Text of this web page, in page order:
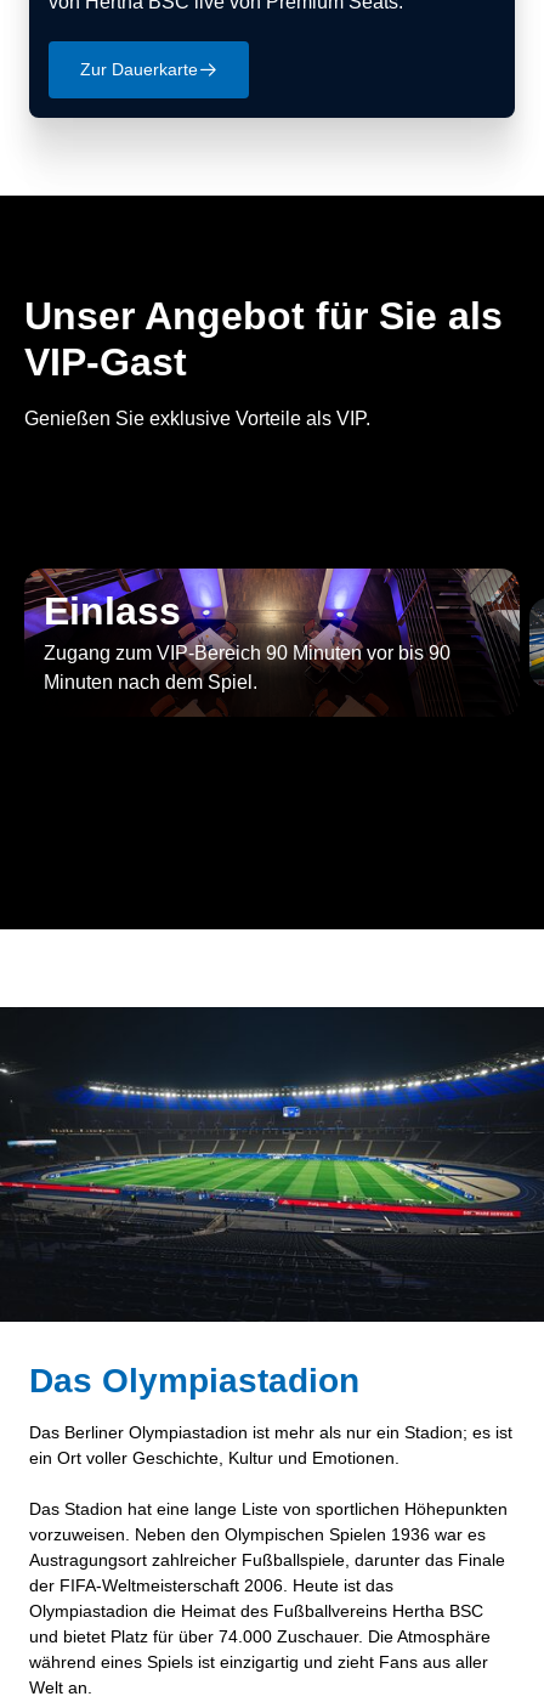
Zur Dauerkarte􀄫
Unser Angebot für Sie als
VIP-Gast
Genießen Sie exklusive Vorteile als VIP.
Einlass
Zugang zum VIP-Bereich 90 Minuten vor bis 90
Minuten nach dem Spiel.
Das Olympiastadion
Das Berliner Olympiastadion ist mehr als nur ein Stadion; es ist
ein Ort voller Geschichte, Kultur und Emotionen.
Das Stadion hat eine lange Liste von sportlichen Höhepunkten
vorzuweisen. Neben den Olympischen Spielen 1936 war es
Austragungsort zahlreicher Fußballspiele, darunter das Finale
der FIFA-Weltmeisterschaft 2006. Heute ist das
Olympiastadion die Heimat des Fußballvereins Hertha BSC
und bietet Platz für über 74.000 Zuschauer. Die Atmosphäre
während eines Spiels ist einzigartig und zieht Fans aus aller
Welt an.